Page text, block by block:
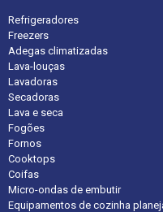
Refrigeradores
Freezers
Adegas climatizadas
Lava-louças
Lavadoras
Secadoras
Lava e seca
Fogões
Fornos
Cooktops
Coifas
Micro-ondas de embutir
Equipamentos de cozinha